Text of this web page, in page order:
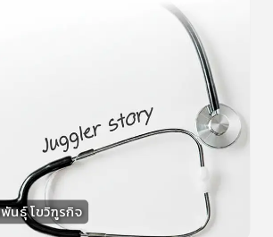
นธุ์ โขวิฑูรกิจ
“Juggler story”